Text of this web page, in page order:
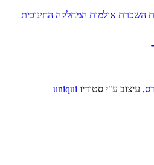
השכרת אולמות המחלקה החינוכית
עיצוב ע"י סטודיו uniqui